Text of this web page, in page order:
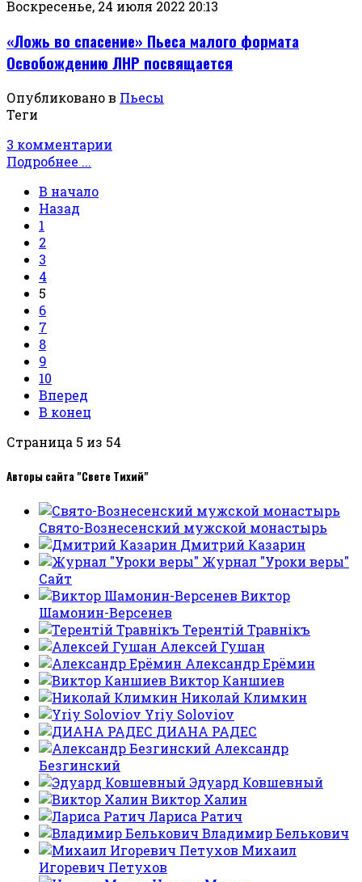
Воскресенье, 24 июля 2022 20:13
«Ложь во спасение» Пьеса малого формата
Освобождению ЛНР посвящается
Опубликовано в Пьесы
Теги
3 комментарии
Подробнее ...
В начало
Назад
1
2
3
4
5
6
7
8
9
10
Вперед
В конец
Страница 5 из 54
Авторы сайта "Свете Тихий"
Свято-Вознесенский мужской монастырь
Дмитрий Казарин
Журнал "Уроки веры"
Сайт
Виктор
Шамонин-Версенев
Терентiй Травнiкъ
Алексей Гушан
Александр Ерёмин
Виктор Каншиев
Николай Климкин
Yriy Soloviov
ДИАНА РАДЕС
Александр
Безгинский
Эдуард Ковшевный
Виктор Халин
Лариса Ратич
Владимир Белькович
Михаил
Игоревич Петухов